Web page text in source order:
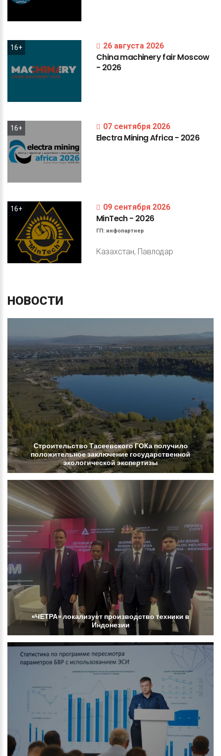
16+ 26 августа 2026
ChinamachineryfairMoscow
- 2026
16+ 07 сентября 2026
ElectraMiningAfrica- 2026
16+ 09 сентября 2026
MinTech- 2026
ГП: инфопартнер
Казахстан, Павлодар
НОВОСТИ
СтроительствоТасеевскогоГОКаполучило
положительноезаключение государственной
экологической экспертизы
«ЧЕТРА»локализует производствотехники в
Индонезии